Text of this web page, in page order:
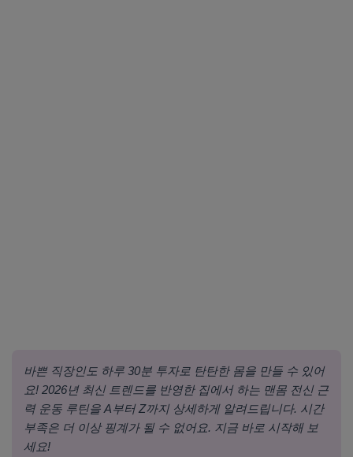
바쁜 직장인도 하루 30분 투자로 탄탄한 몸을 만들 수 있어
요! 2026년 최신 트렌드를 반영한 집에서 하는 맨몸 전신 근
력 운동 루틴을 A부터 Z까지 상세하게 알려드립니다. 시간
부족은 더 이상 핑계가 될 수 없어요. 지금 바로 시작해 보
세요!